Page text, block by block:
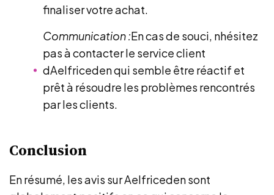
finaliser votre achat.
Communication :En cas de souci, nhésitez
pas à contacter le service client
dAelfriceden qui semble être réactif et
prêt à résoudre les problèmes rencontrés
par les clients.
Conclusion
En résumé, les avis sur Aelfriceden sont